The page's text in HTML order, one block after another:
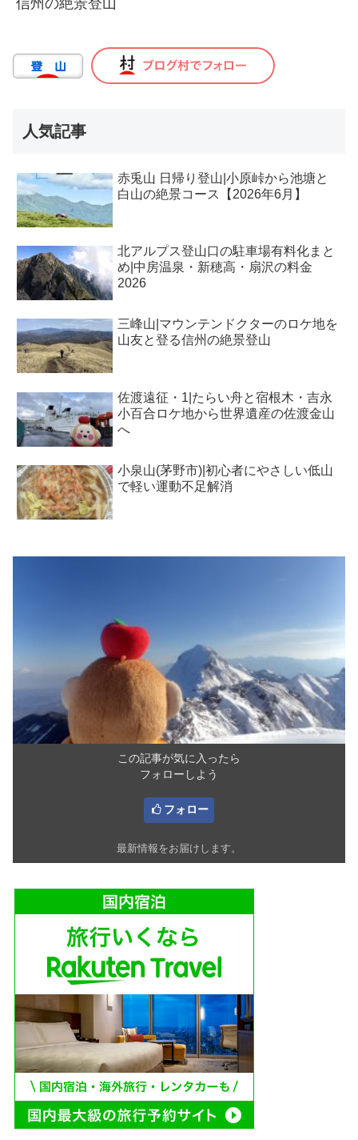
信州の絶景登山
人気記事
赤兎山 日帰り登山|小原峠から池塘と
白山の絶景コース【2026年6月】
北アルプス登山口の駐車場有料化まと
め|中房温泉・新穂高・扇沢の料金
2026
三峰山|マウンテンドクターのロケ地を
山友と登る信州の絶景登山
佐渡遠征・1|たらい舟と宿根木・吉永
小百合ロケ地から世界遺産の佐渡金山
へ
小泉山(茅野市)|初心者にやさしい低山
で軽い運動不足解消
この記事が気に入ったら
フォローしよう
フォロー
最新情報をお届けします。